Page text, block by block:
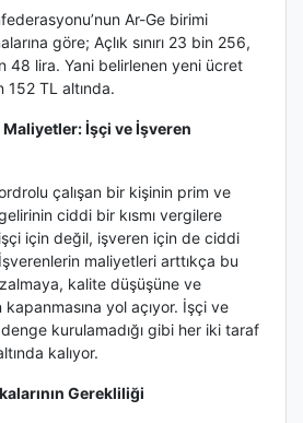
Ar-Ge birimi
göre; Açlık sınırı 23 bin 256,
48 lira. Yani belirlenen yeni ücret
152 TL altında.
İşçi ve İşveren
çalışan bir kişinin prim ve
ciddi bir kısmı vergilere
için değil, işveren için de ciddi
maliyetleri arttıkça bu
kalite düşüşüne ve
yol açıyor. İşçi ve
kurulamadığı gibi her iki taraf
kalıyor.
Gerekliliği